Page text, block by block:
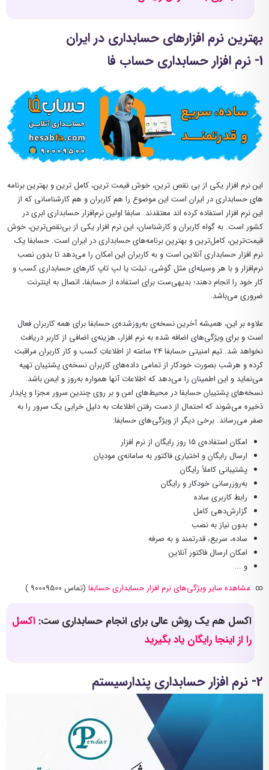
بهترین نرم افزارهای حسابداری در ایران
1- نرم افزار حسابداری حساب فا
این نرم افزار یکی از بی نقص ترین، خوش قیمت ترین، کامل ترین و بهترین برنامه
های حسابداری در ایران است این موضوع را هم کاربران و هم کارشناسانی که از
این نرم افزار استفاده کرده اند معتقدند. سابفا اولین نرم‌افزار حسابداری ابری در
کشور است. به گواه کاربران و کارشناسان، این نرم افزار یکی از بی‌نقص‌ترین، خوش
قیمت‌ترین، کامل‌ترین و بهترین برنامه‌های حسابداری در ایران است. حسابفا یک
نرم افزار حسابداری آنلاین است و به کاربران این امکان را می‌دهد تا بدون نصب
نرم‌افزار و با هر وسیله‌ای مثل گوشی، تبلت یا لپ تاپ کارهای حسابداری کسب و
کار خود را انجام دهند؛ بدیهی‌ست برای استفاده از حسابفا، اتصال به اینترنت
ضروری می‌باشد.
علاوه بر این، همیشه آخرین نسخه‌ی به‌روز‌شده‌ی حسابفا برای همه کاربران فعال
است و برای ویژگی‌های اضافه شده به نرم افزار، هزینه‌‌ی اضافی از کاربر دریافت
نخواهد شد. تیم امنیتی حسابفا 24 ساعته از اطلاعاتِ کسب و کار کاربران مراقبت
کرده و هرشب بصورت خودکار از تمامی داده‌های کاربران نسخه‌ی پشتیبان تهیه
می‌نماید و این اطمینان را می‌دهد که اطلاعات آنها همواره به‌روز و ایمن باشد.
نسخه‌های پشتیبان حسابفا در محیط‌های امن و بر روی چندین سرور مجزا و پایدار
ذخیره می‌شوند که احتمال از دست رفتن اطلاعات به دلیل خرابی یک سرور را به
صفر می‌رساند. برخی دیگر از ویژگی‌های حسابفا:
امکان استفاده‌‌ی 15 روز رایگان از نرم افزار
ارسال رایگان و اختیاری فاکتور به سامانه‌ی مودیان
پشتیبانی کاملاً رایگان
به‌روز‌رسانی خودکار و رایگان
رابط کاربری ساده
گزارش‌دهی کامل
بدون نیاز به نصب
ساده، سریع، قدرتمند و به صرفه
امکان ارسال فاکتور آنلاین
و ...
∞ مشاهده سایر ویژگی‌های نرم افزار حسابداری حسابفا(تماس 90009500 )
اکسل هم یک روش عالی برای انجام حسابداری ست: اکسل
را از اینجا رایگان یاد بگیرید
2- نرم افزار حسابداری پندارسیستم